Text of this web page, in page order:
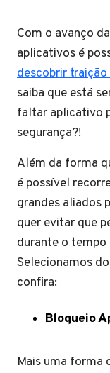
Com o avanço
aplicativos é
descobrir
saiba que está
faltar aplicativo
segurança?!
Além da forma
é possível
grandes aliados
quer evitar que
durante o tempo
Selecionamos
confira:
Bloqueio
Mais uma forma